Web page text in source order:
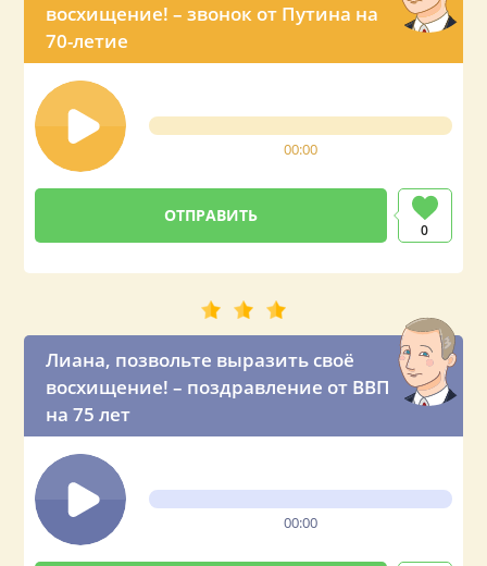
восхищение! – звонок от Путина на
70-летие
00:00
0
Лиана, позвольте выразить своё
восхищение! – поздравление от ВВП
на 75 лет
00:00